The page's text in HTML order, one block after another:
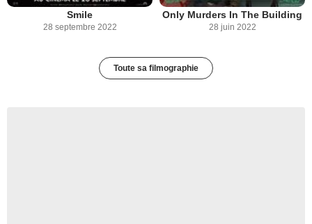
Smile
28 septembre 2022
Only Murders In The Building
28 juin 2022
Toute sa filmographie